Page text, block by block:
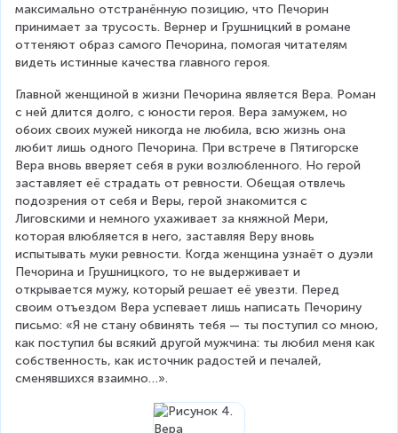
максимально отстранённую позицию, что Печорин
принимает за трусость. Вернер и Грушницкий в романе
оттеняют образ самого Печорина, помогая читателям
видеть истинные качества главного героя.
Главной женщиной в жизни Печорина является Вера. Роман
с ней длится долго, с юности героя. Вера замужем, но
обоих своих мужей никогда не любила, всю жизнь она
любит лишь одного Печорина. При встрече в Пятигорске
Вера вновь вверяет себя в руки возлюбленного. Но герой
заставляет её страдать от ревности. Обещая отвлечь
подозрения от себя и Веры, герой знакомится с
Лиговскими и немного ухаживает за княжной Мери,
которая влюбляется в него, заставляя Веру вновь
испытывать муки ревности. Когда женщина узнаёт о дуэли
Печорина и Грушницкого, то не выдерживает и
открывается мужу, который решает её увезти. Перед
своим отъездом Вера успевает лишь написать Печорину
письмо: «Я не стану обвинять тебя — ты поступил со мною,
как поступил бы всякий другой мужчина: ты любил меня как
собственность, как источник радостей и печалей,
сменявшихся взаимно…».